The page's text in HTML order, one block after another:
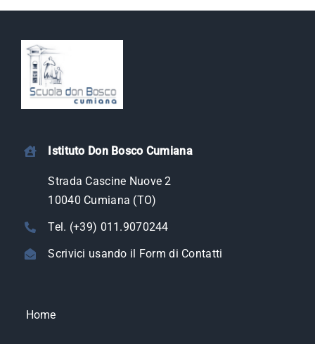
Istituto Don Bosco Cumiana
Strada Cascine Nuove 2
10040 Cumiana (TO)
Tel. (+39) 011.9070244
Scrivici usando il Form di Contatti
Home